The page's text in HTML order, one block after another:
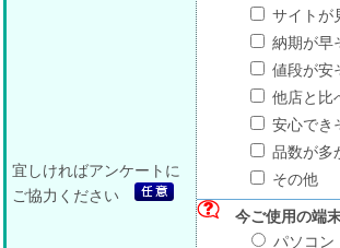
宜しければアンケートに
ご協力ください
サイトが
納期が早
値段が安
他店と比
安心でき
品数が多
その他
今ご使用の端
パソコン